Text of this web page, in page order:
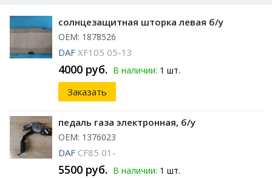
солнцезащитная шторка левая б/у
ОЕМ: 1878526
DAF XF105 05-13
4000 руб. В наличии: 1 шт.
Заказать
педаль газа электронная, б/у
ОЕМ: 1376023
DAF CF85 01-
5500 руб. В наличии: 1 шт.